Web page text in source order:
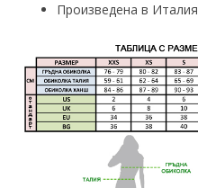
Произведена в Италия